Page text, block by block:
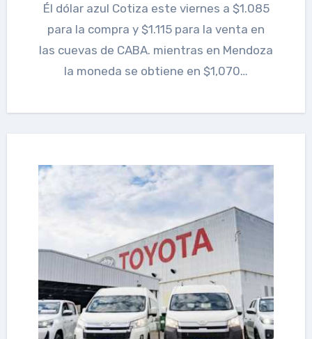
Él dólar azul Cotiza este viernes a $1.085
para la compra y $1.115 para la venta en
las cuevas de CABA. mientras en Mendoza
la moneda se obtiene en $1,070…